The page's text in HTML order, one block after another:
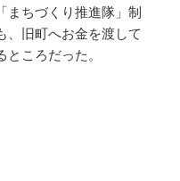
まちづくり推進隊」制
、旧町へお金を渡して
ころだった。